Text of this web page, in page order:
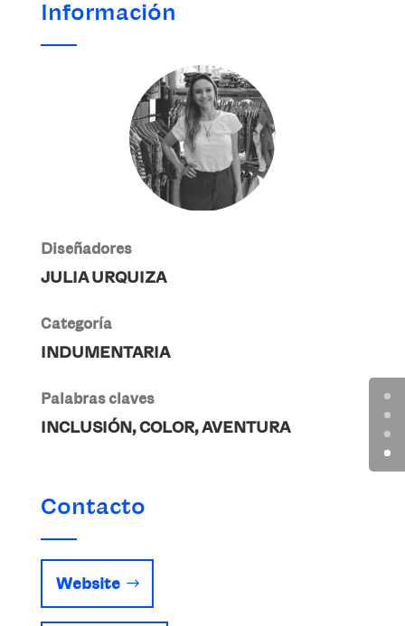
Información
Diseñadores
JULIA URQUIZA
Categoría
INDUMENTARIA
Palabras claves
INCLUSIÓN, COLOR, AVENTURA
Contacto
Website